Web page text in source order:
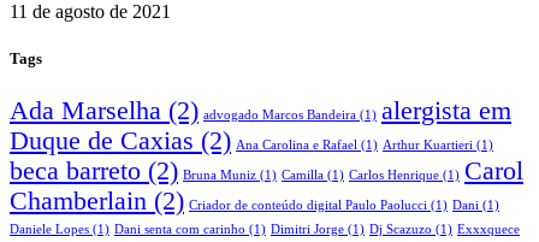
11 de agosto de 2021
Tags
Ada Marselha (2) advogado Marcos Bandeira (1) alergista em
Duque de Caxias (2) Ana Carolina e Rafael (1) Arthur Kuartieri (1)
beca barreto (2) Bruna Muniz (1) Camilla (1) Carlos Henrique (1) Carol
Chamberlain (2) Criador de conteúdo digital Paulo Paolucci (1) Dani (1)
Daniele Lopes (1) Dani senta com carinho (1) Dimitri Jorge (1) Dj Scazuzo (1) Exxxquece